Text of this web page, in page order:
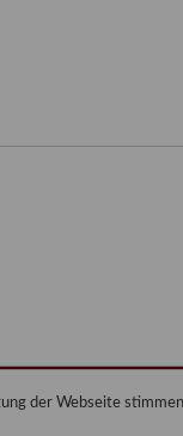
der Webseite